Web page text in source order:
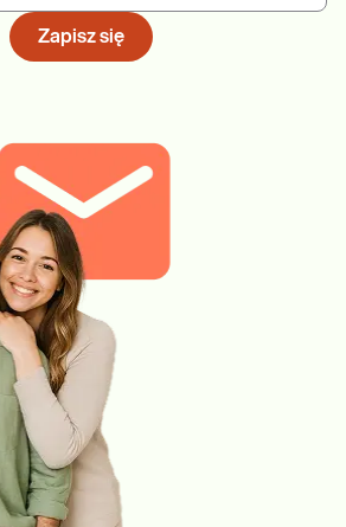
Zapisz się